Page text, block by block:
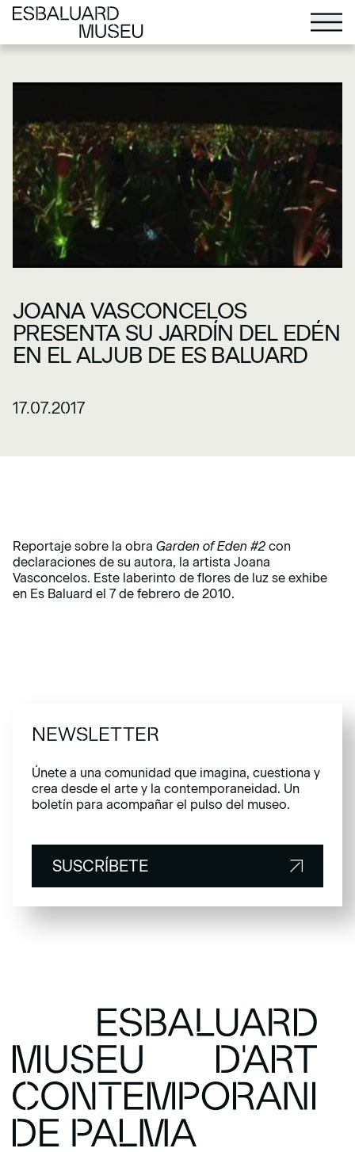
JOANA VASCONCELOS
PRESENTA SU JARDÍN DEL EDÉN
EN EL ALJUB DE ES BALUARD
17.07.2017
Reportaje sobre la obra Garden of Eden #2 con
declaraciones de su autora, la artista Joana
Vasconcelos. Este laberinto de flores de luz se exhibe
en Es Baluard el 7 de febrero de 2010.
NEWSLETTER
Únete a una comunidad que imagina, cuestiona y
crea desde el arte y la contemporaneidad. Un
boletín para acompañar el pulso del museo.
SUSCRÍBETE
SUSCRÍBETE